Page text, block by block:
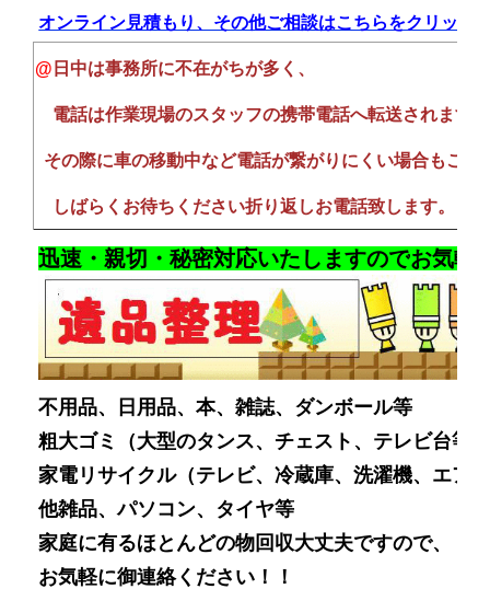
オンライン見積もり、その他ご相談はこちらをクリック
@ 日中は事務所に不在がちが多く、
​ 電話は作業現場のスタッフの携帯電話へ転送されます。
その際に車の移動中など電話が繋がりにくい場合もござ
しばらくお待ちください折り返しお電話致します。
迅速・親切・秘密対応いたしますのでお気軽
不用品、日用品、本、雑誌、ダンボール等
粗大ゴミ（大型のタンス、チェスト、テレビ台等
家電リサイクル（テレビ、冷蔵庫、洗濯機、エア
他雑品、パソコン、タイヤ等
家庭に有るほとんどの物回収大丈夫ですので、
お気軽に御連絡ください！！